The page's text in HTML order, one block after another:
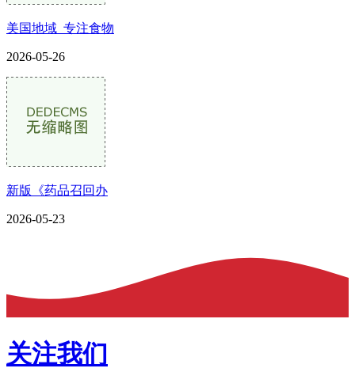
美国地域_专注食物
2026-05-26
新版《药品召回办
2026-05-23
关注我们